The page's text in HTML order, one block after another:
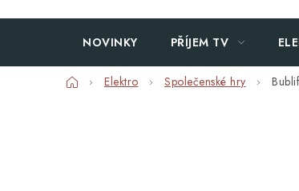
NOVINKY PŘÍJEM TV
DomůElektro Společenské hry